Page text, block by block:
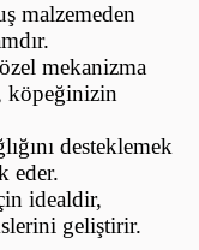
malzemeden
mekanizma
köpeğinizin
desteklemek
eder.
idealdir,
geliştirir.